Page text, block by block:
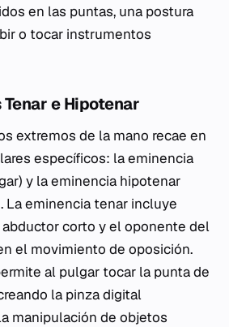
en las puntas, una postura
o tocar instrumentos
e Hipotenar
extremos de la mano recae en
específicos: la eminencia
y la eminencia hipotenar
La eminencia tenar incluye
corto y el oponente del
el movimiento de oposición.
al pulgar tocar la punta de
la pinza digital
manipulación de objetos